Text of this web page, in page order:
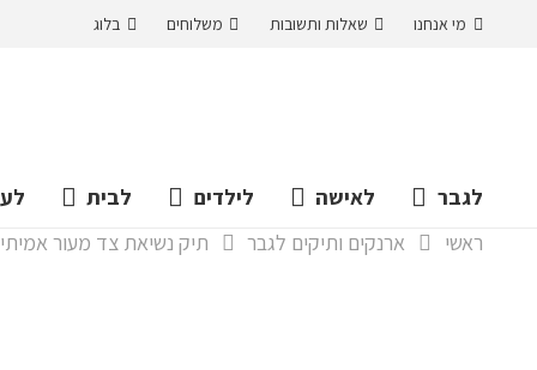
מי אנחנו שאלות ותשובות משלוחים בלוג
לגבר לאישה לילדים לבית
ראשי
ארנקים ותיקים לגבר תיק נשיאת צד מעור